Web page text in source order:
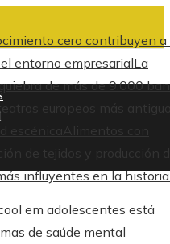
cero contribuyen a
entorno empresarialLa
de más de 9.000
europeos más
escénica Alimentos con
de tejidos y producción
influyentes en la
em adolescentes está
de saúde mental